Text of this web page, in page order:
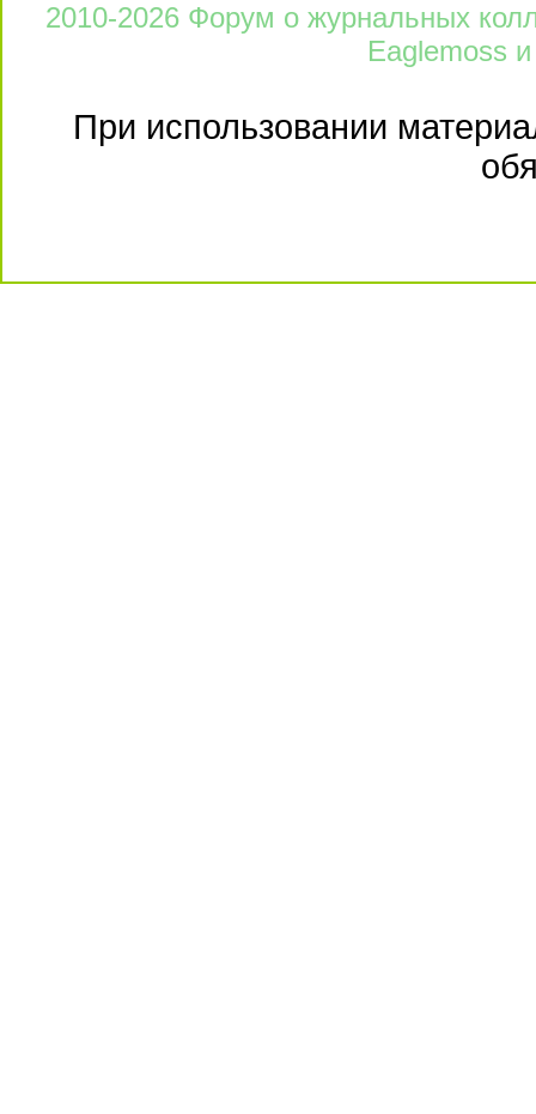
2010-2026 Форум о журнальных
Eaglemoss и
При использовании